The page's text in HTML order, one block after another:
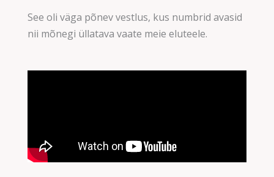
See oli väga põnev vestlus, kus numbrid avasid
nii mõnegi üllatava vaate meie eluteele.